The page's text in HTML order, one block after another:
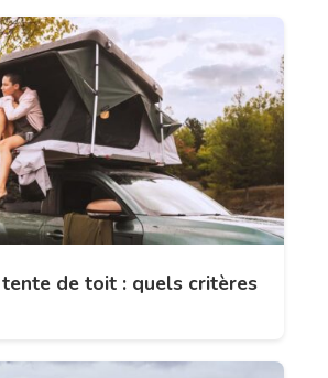
tente de toit : quels critères